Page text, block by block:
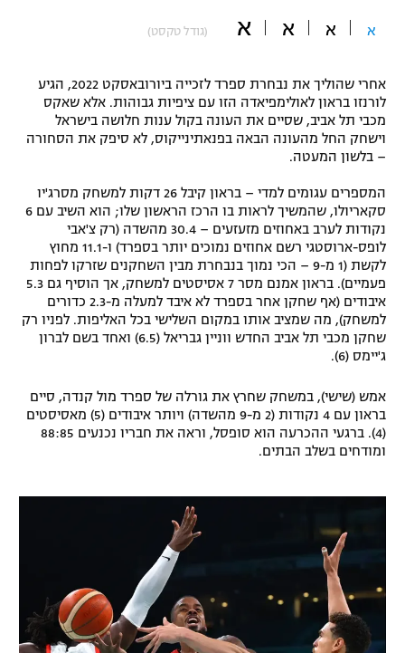
"מחצית בשכונה" – פודקאסט
משתתפים וזוכים בפרסים
תקנון משתתפים וזוכים בפרסים
תקנון עבור פעילות ספורט 1 – "מרלן"
טניס
גיימינג E-Sports
תנאי שימוש
מדיניות פרטיות
רשיון להקרנה פומבית לבית עסק
תגיות
המגזין
אופניים
ספורט מוטורי
כדורמים
פוטבול אמריקאי NFL
בייסבול MLB
ספורט אתגרי ואקסטרים
אומנויות לחימה
גיימינג E-Sports
א א א א (גודל טקסט)
אחרי שהוליך את נבחרת ספרד לזכייה ביורובאסקט 2022, הגיע
לורנזו בראון לאולימפיאדה הזו עם ציפיות גבוהות. אלא שאקס
מכבי תל אביב, שסיים את העונה בקול ענות חלושה בישראל
וישחק החל מהעונה הבאה בפנאתינייקוס, לא סיפק את הסחורה
– בלשון המעטה.
המספרים עגומים למדי – בראון קיבל 26 דקות למשחק מסרג'יו
סקאריולו, שהמשיך לראות בו הרכז הראשון שלו; הוא השיב עם 6
נקודות לערב באחוזים מזעזעים – 30.4 מהשדה (רק צ'אבי
לופס-ארוסטגי רשם אחוזים נמוכים יותר בספרד) ו-11.1 מחוץ
לקשת (1 מ-9 – הכי נמוך בנבחרת מבין השחקנים שזרקו לפחות
פעמיים). בראון אמנם מסר 7 אסיסטים למשחק, אך הוסיף גם 5.3
איבודים (אף שחקן אחר בספרד לא איבד למעלה מ-2.3 כדורים
למשחק), מה שמציב אותו במקום השלישי בכל האליפות. לפניו רק
שחקן מכבי תל אביב החדש ווניין גבריאל (6.5) ואחד בשם לברון
ג'יימס (6).
אמש (שישי), במשחק שחרץ את גורלה של ספרד מול קנדה, סיים
בראון עם 4 נקודות (2 מ-9 מהשדה) ויותר איבודים (5) מאסיסטים
(4). ברגעי ההכרעה הוא סופסל, וראה את חבריו נכנעים 88:85
ומודחים בשלב הבתים.